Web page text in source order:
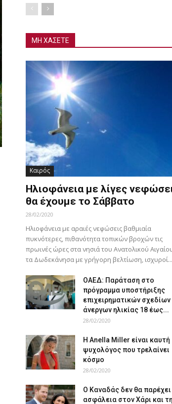
ΜΗ ΧΑΣΕΤΕ
Καιρός
Ηλιοφάνεια με λίγες
θα έχουμε το Σάββατο
28/02/2020
Ηλιοφάνεια με αραιές νεφώσεις βαθμιαία
πυκνότερες, πιθανότητα τοπικών βροχών τις
πρωινές ώρες στα νησιά του Ανατολικού
τα Δωδεκάνησα με γρήγορη βελτίωση, ισχυροί...
ΟΑΕΔ: Παράταση στο
πρόγραμμα υποστήριξης
επιχειρηματικών σχεδίων
άνεργων ηλικίας 18 έως...
28/02/2020
Η Anella Miller είναι καυτή
ψυχολόγος που τρελαίνει
κόσμο
28/02/2020
Ο Καναδάς δεν θα παρέχει
ασφάλεια στον Χάρι και τη